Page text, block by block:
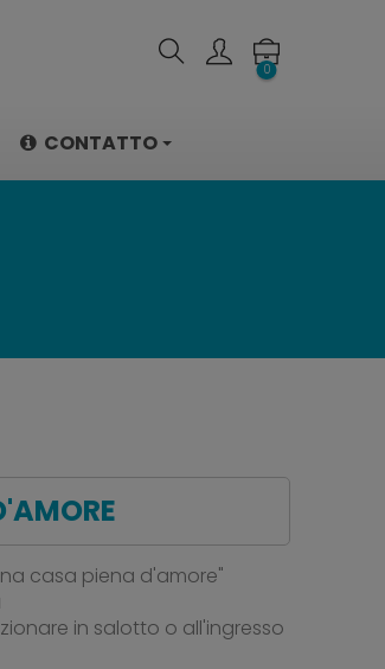
0
CONTATTO
casa piena d'amore"
in salotto o all'ingresso